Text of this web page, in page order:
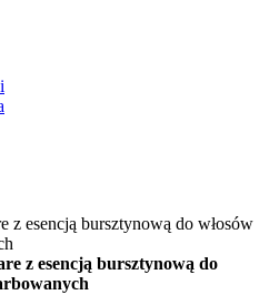
z esencją bursztynową do włosów
z esencją bursztynową do